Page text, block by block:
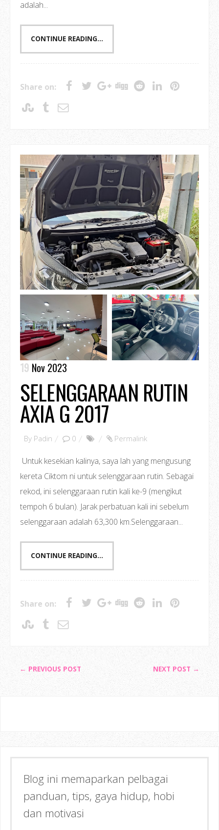
adalah...
CONTINUE READING...
Share on:
19 Nov 2023
SELENGGARAAN RUTIN
AXIA G 2017
By Padin 0 Permalink
Untuk kesekian kalinya, saya lah yang mengusung
kereta Ciktom ni untuk selenggaraan rutin. Sebagai
rekod, ini selenggaraan rutin kali ke-9 (mengikut
tempoh 6 bulan). Jarak perbatuan kali ini sebelum
selenggaraan adalah 63,300 km.Selenggaraan...
CONTINUE READING...
Share on:
← PREVIOUS POST NEXT POST →
Blog ini memaparkan pelbagai
panduan, tips, gaya hidup, hobi
dan motivasi